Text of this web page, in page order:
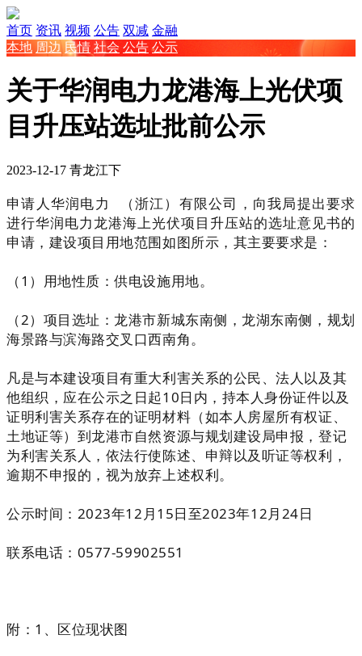
首页 资讯 视频 公告 双减 金融
本地 周边 民情 社会 公告 公示
关于华润电力龙港海上光伏项
目升压站选址批前公示
2023-12-17 青龙江下
申请人 华润电力 （浙江）有限公司，向我局提出要求
进行华润电力龙港海上光伏项目升压站的选址意见书的
申请，建设项目用地范围如图所示，其主要要求是：
（1）用地性质：供电设施用地。
（2）项目选址：龙港市新城东南侧，龙湖东南侧，规划
海景路与滨海路交叉口西南角。
凡是与本建设项目有重大利害关系的公民、法人以及其
他组织，应在公示之日起10日内，持本人身份证件以及
证明利害关系存在的证明材料（如本人房屋所有权证、
土地证等）到龙港市自然资源与规划建设局申报，登记
为利害关系人，依法行使陈述、申辩以及听证等权利，
逾期不申报的，视为放弃上述权利。
公示时间：2023年12月15日至2023年12月24日
联系电话：0577-59902551
附：1、区位现状图